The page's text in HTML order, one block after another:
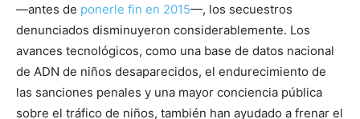
—antes de ponerle fin en 2015—, los secuestros
denunciados disminuyeron considerablemente. Los
avances tecnológicos, como una base de datos nacional
de ADN de niños desaparecidos, el endurecimiento de
las sanciones penales y una mayor conciencia pública
sobre el tráfico de niños, también han ayudado a frenar el